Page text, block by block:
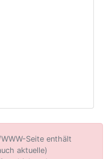
Seite enthält
aktuelle)